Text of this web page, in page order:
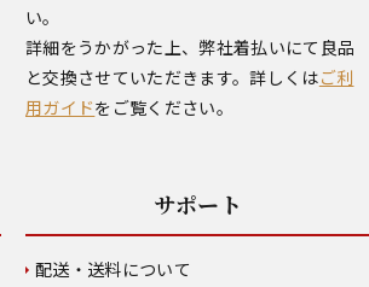
い。
詳細をうかがった上、弊社着払いにて良品
と交換させていただきます。詳しくはご利
用ガイドをご覧ください。
サポート
配送・送料について